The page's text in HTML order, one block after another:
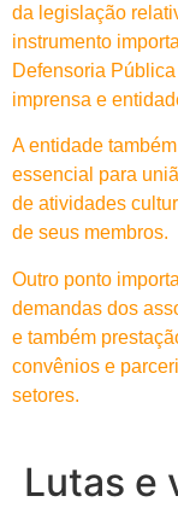
da legislação
instrumento
Defensoria
imprensa e
A entidade
essencial para
de atividades
de seus membros.
Outro ponto
demandas dos
e também
convênios e
setores.
Lutas e